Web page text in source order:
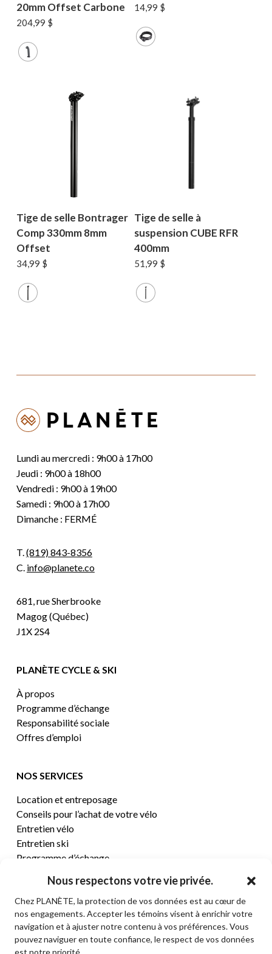
Nous respectons votre vie privée.
Chez PLANÈTE, la protection de vos données est au cœur de
nos engagements. Accepter les témoins visent à enrichir votre
navigation et à ajuster notre contenu à vos préférences. Vous
pouvez naviguer en toute confiance, le respect de vos données
est notre priorité.
20mm Offset Carbone
204,99 $
14,99 $
Tige de selle Bontrager
Comp 330mm 8mm
Offset
34,99 $
Tige de selle à
suspension CUBE RFR
400mm
51,99 $
Lundi au mercredi : 9h00 à 17h00
Jeudi : 9h00 à 18h00
Vendredi : 9h00 à 19h00
Samedi : 9h00 à 17h00
Dimanche : FERMÉ
T.(819) 843-8356
C. info@planete.co
681, rue Sherbrooke
Magog (Québec)
J1X 2S4
PLANÈTE CYCLE & SKI
À propos
Programme d’échange
Responsabilité sociale
Offres d’emploi
NOS SERVICES
Location et entreposage
Conseils pour l’achat de votre vélo
Entretien vélo
Entretien ski
Programme d’échange
CENTRE D’AIDE
Termes et conditions de vente
Retours et remboursements
Politique de confidentialité